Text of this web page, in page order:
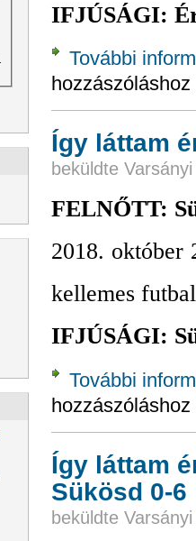
IFJÚSÁGI:
További
hozzászóláshoz
Így láttam
beküldte
FELNŐTT:
2018. október
kellemes
IFJÚSÁGI:
További
hozzászóláshoz
Így láttam
Sükösd 0-6
beküldte